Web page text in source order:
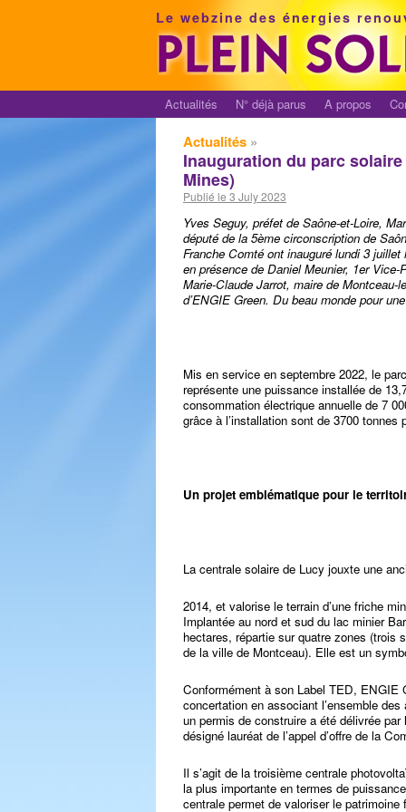
Le webzine des énergies
Actualités N° déjà parus A propos
Actualités »
Inauguration du parc
Mines)
Publié le 3 July 2023
Yves Seguy, préfet de Saône-et-Loire,
député de la 5ème circonscription de
Franche Comté ont inauguré lundi 3
en présence de Daniel Meunier, 1er
Marie-Claude Jarrot, maire de
d’ENGIE Green. Du beau monde pour
Mis en service en septembre 2022, le
représente une puissance installée de
consommation électrique annuelle de 7
grâce à l’installation sont de 3700 tonnes
Un projet emblématique pour le
La centrale solaire de Lucy jouxte une
2014, et valorise le terrain d’une friche
Implantée au nord et sud du lac minier
hectares, répartie sur quatre zones (trois
de la ville de Montceau). Elle est un
Conformément à son Label TED, ENGIE
concertation en associant l’ensemble
un permis de construire a été délivrée
désigné lauréat de l’appel d’offre de la
Il s’agit de la troisième centrale
la plus importante en termes de
centrale permet de valoriser le